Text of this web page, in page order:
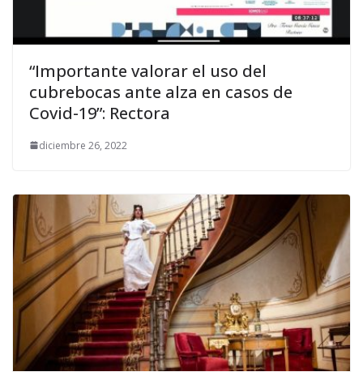
“Importante valorar el uso del
cubrebocas ante alza en casos de
Covid-19”: Rectora
diciembre 26, 2022